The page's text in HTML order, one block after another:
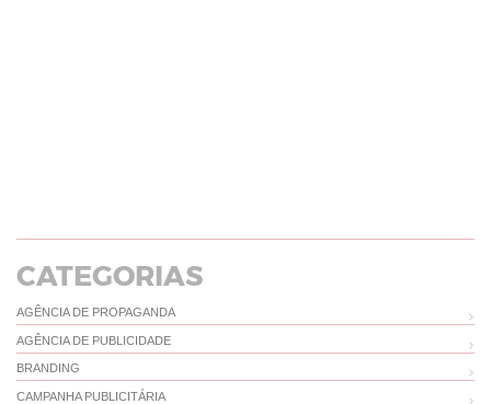
CATEGORIAS
AGÊNCIA DE PROPAGANDA
AGÊNCIA DE PUBLICIDADE
BRANDING
CAMPANHA PUBLICITÁRIA